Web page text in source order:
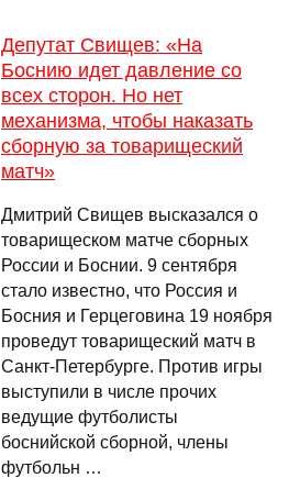
Депутат Свищев: «На
Боснию идет давление со
всех сторон. Но нет
механизма, чтобы наказать
сборную за товарищеский
матч»
Дмитрий Свищев высказался о
товарищеском матче сборных
России и Боснии. 9 сентября
стало известно, что Россия и
Босния и Герцеговина 19 ноября
проведут товарищеский матч в
Санкт-Петербурге. Против игры
выступили в числе прочих
ведущие футболисты
боснийской сборной, члены
футбольн …